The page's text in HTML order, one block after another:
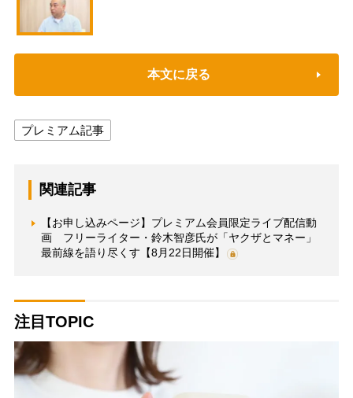
本文に戻る
プレミアム記事
関連記事
【お申し込みページ】プレミアム会員限定ライブ配信動
画 フリーライター・鈴木智彦氏が「ヤクザとマネー」
最前線を語り尽くす【8月22日開催】
注目TOPIC